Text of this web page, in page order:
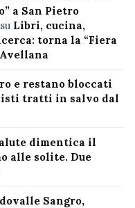
a San Pietro
su Libri, cucina,
torna la “Fiera
e restano bloccati
tratti in salvo dal
dimentica il
alle solite. Due
Sangro,